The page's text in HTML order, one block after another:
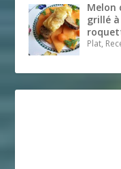
Melon
grillé
Plat,